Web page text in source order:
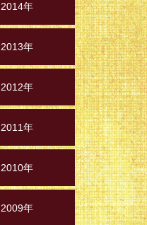
2014年
2013年
2012年
2011年
2010年
2009年